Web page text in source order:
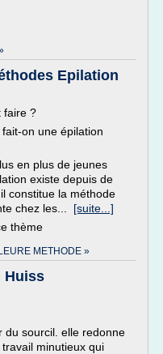
Epilation
faire ?
on une épilation
en plus de jeunes
existe depuis de
constitue la méthode
chez les... [suite...]
thème
METHODE »
Huiss
du sourcil. elle redonne
minutieux qui